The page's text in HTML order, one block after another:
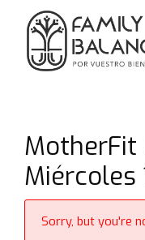
Saltar
contenido
MotherFit
Miércoles
Sorry, but you're